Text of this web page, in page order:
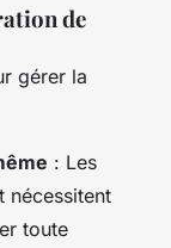
de
gérer la
: Les
nécessitent
toute